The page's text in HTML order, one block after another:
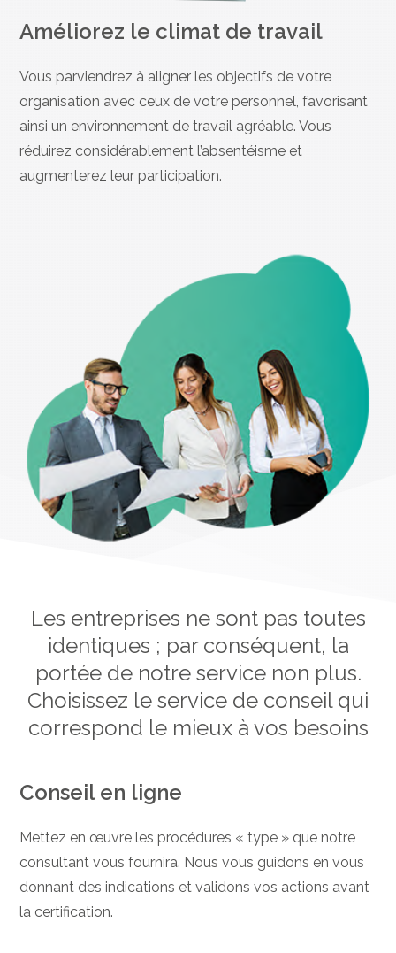
Améliorez le climat de travail
Vous parviendrez à aligner les objectifs de votre
organisation avec ceux de votre personnel, favorisant
ainsi un environnement de travail agréable. Vous
réduirez considérablement l’absentéisme et
augmenterez leur participation.
Les entreprises ne sont pas toutes
identiques ; par conséquent, la
portée de notre service non plus.
Choisissez le service de conseil qui
correspond le mieux à vos besoins
Conseil en ligne
Mettez en œuvre les procédures « type » que notre
consultant vous fournira. Nous vous guidons en vous
donnant des indications et validons vos actions avant
la certification.